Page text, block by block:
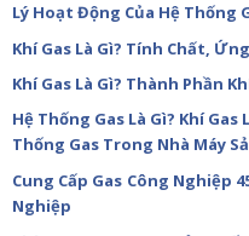
Lý Hoạt Động Của Hệ Thống
Khí Gas Là Gì? Tính Chất,
Khí Gas Là Gì? Thành Phần
Hệ Thống Gas Là Gì? Khí Gas
Thống Gas Trong Nhà Máy
Cung Cấp Gas Công Nghiệp
Nghiệp